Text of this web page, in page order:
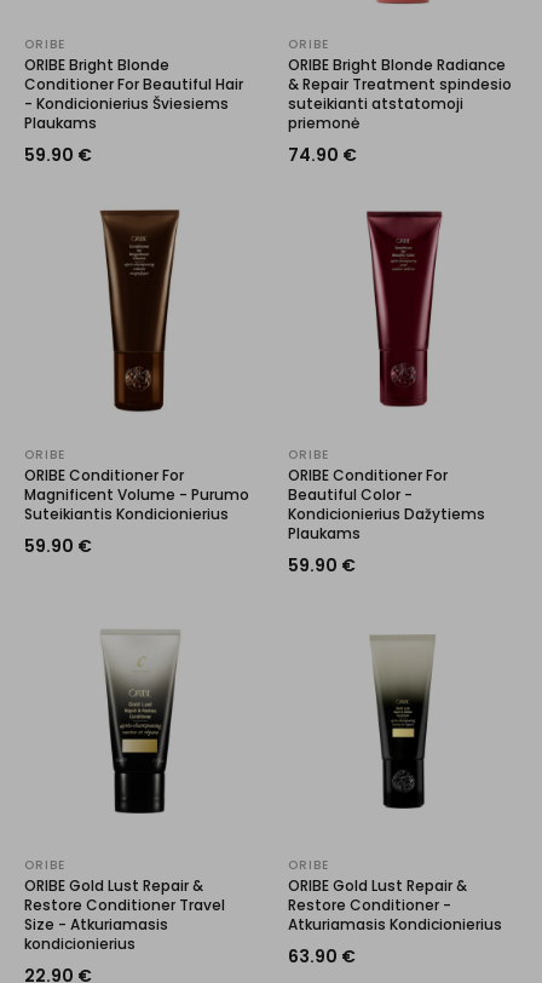
ORIBE
ORIBE Bright Blonde
Conditioner For Beautiful Hair
- Kondicionierius Šviesiems
Plaukams
59.90 €
ORIBE
ORIBE Bright Blonde Radiance
& Repair Treatment spindesio
suteikianti atstatomoji
priemonė
74.90 €
ORIBE
ORIBE Conditioner For
Magnificent Volume - Purumo
Suteikiantis Kondicionierius
59.90 €
ORIBE
ORIBE Conditioner For
Beautiful Color -
Kondicionierius Dažytiems
Plaukams
59.90 €
ORIBE
ORIBE Gold Lust Repair &
Restore Conditioner Travel
Size - Atkuriamasis
kondicionierius
22.90 €
ORIBE
ORIBE Gold Lust Repair &
Restore Conditioner -
Atkuriamasis Kondicionierius
63.90 €